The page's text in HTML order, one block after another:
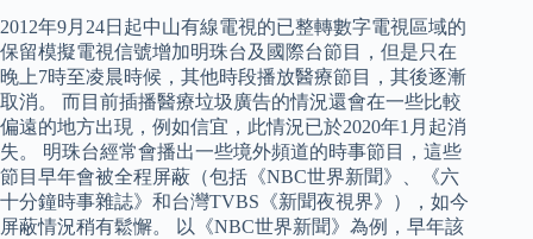
2012年9月24日起中山有線電視的已整轉數字電視區域的
保留模擬電視信號增加明珠台及國際台節目，但是只在
晚上7時至凌晨時候，其他時段播放醫療節目，其後逐漸
取消。 而目前插播醫療垃圾廣告的情況還會在一些比較
偏遠的地方出現，例如信宜，此情況已於2020年1月起消
失。 明珠台經常會播出一些境外頻道的時事節目，這些
節目早年會被全程屏蔽（包括《NBC世界新聞》、《六
十分鐘時事雜誌》和台灣TVBS《新聞夜視界》），如今
屏蔽情況稍有鬆懈。 以《NBC世界新聞》為例，早年該